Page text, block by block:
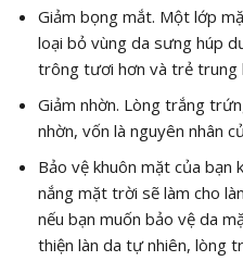
Giảm bọng mắt. Một lớp
loại bỏ vùng da sưng húp
trông tươi hơn và trẻ trung
Giảm nhờn. Lòng trắng
nhờn, vốn là nguyên nhân
Bảo vệ khuôn mặt của bạn
nắng mặt trời sẽ làm cho
nếu bạn muốn bảo vệ da
thiện làn da tự nhiên, lòng